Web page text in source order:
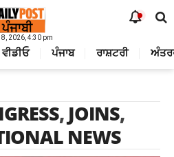
2026, 4:30 pm
ਵੀਡੀਓ ਪੰਜਾਬ ਰਾਸ਼ਟਰੀ
, JOINS,
NEWS